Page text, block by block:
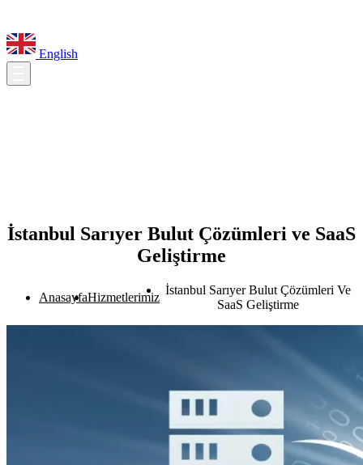
English
İstanbul Sarıyer Bulut Çözümleri ve SaaS
Geliştirme
AnasayfaHizmetlerimiz
İstanbul Sarıyer Bulut Çözümleri Ve
SaaS Geliştirme